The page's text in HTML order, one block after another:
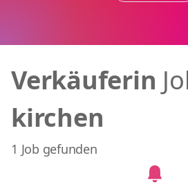
Verkäuferin
kirchen
1 Job gefunden